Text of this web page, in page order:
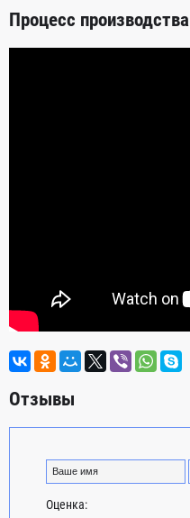
Процесс производства
Отзывы
Оценка: